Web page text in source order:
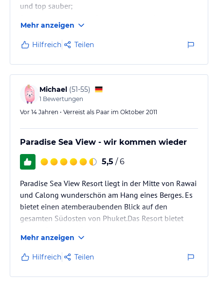
und top sauber;
über die Chalong Bucht, einen Whirlpool, eine Bar mit
gelegentlicher Live musik, Auto/Rollervermietung.
Die Gäste sind meist aus dem deutschsprachigen
Raum. War zumindest bei meinem Aufenthalt so. Ideal
für Langzeiturlauber.
Wifi kostenlos !
Mehr anzeigen
Hilfreich Teilen
Michael (51-55)
1 Bewertungen
Vor 14 Jahren • Verreist als Paar im Oktober 2011
Paradise Sea View - wir kommen wieder
5,5 / 6
Paradise Sea View Resort liegt in der Mitte von Rawai
und Calong wunderschön am Hang eines Berges. Es
bietet einen atemberaubenden Blick auf den
gesamten Südosten von Phuket.Das Resort bietet
zentral gelegen. Nur wenige Minuten von den
beliebten Stränden, Restaurants und touristische
Attraktionen mit dem Roller oder Auto.
Mehr anzeigen
Hilfreich Teilen